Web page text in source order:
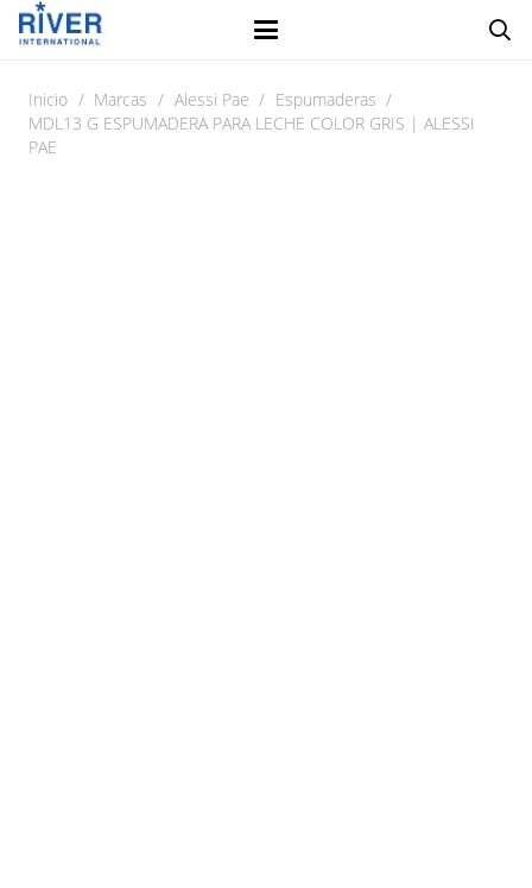
Inicio / Marcas / Alessi Pae / Espumaderas /
MDL13 G ESPUMADERA PARA LECHE COLOR GRIS | ALESSI
PAE